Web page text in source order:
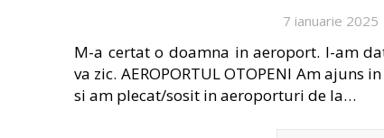
7 ianuarie 2025
M-a certat o doamna in aeroport. I-am
va zic. AEROPORTUL OTOPENI Am
si am plecat/sosit in aeroporturi de la…